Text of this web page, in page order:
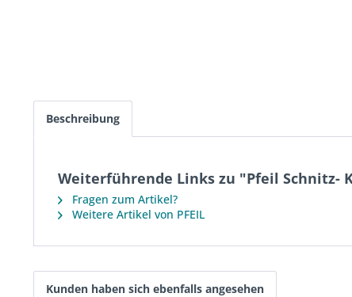
Beschreibung
Weiterführende Links zu "Pfeil Schnitz-
Fragen zum Artikel?
Weitere Artikel von PFEIL
Kunden haben sich ebenfalls angesehen